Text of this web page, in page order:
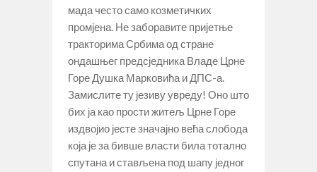
мада често само козметичких
промјена. Не заборавите пријетње
тракторима Србима од стране
ондашњег предсједника Владе Црне
Горе Душка Марковића и ДПС-а.
Замислите ту језиву увреду! Оно што
бих ја као прости житељ Црне Горе
издвојио јесте значајно већа слобода
која је за бивше власти била тотално
спутана и стављена под шапу једног